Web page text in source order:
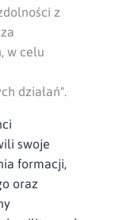
z
w celu
działań".
swoje
formacji,
oraz